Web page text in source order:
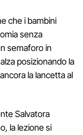
che i bambini
senza
semaforo in
posizionando la
la lancetta al
Salvatora
la lezione si